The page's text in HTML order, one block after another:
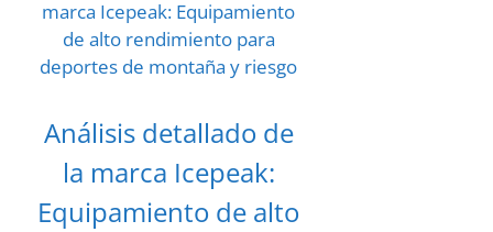
Análisis detallado de
la marca Icepeak:
Equipamiento de alto